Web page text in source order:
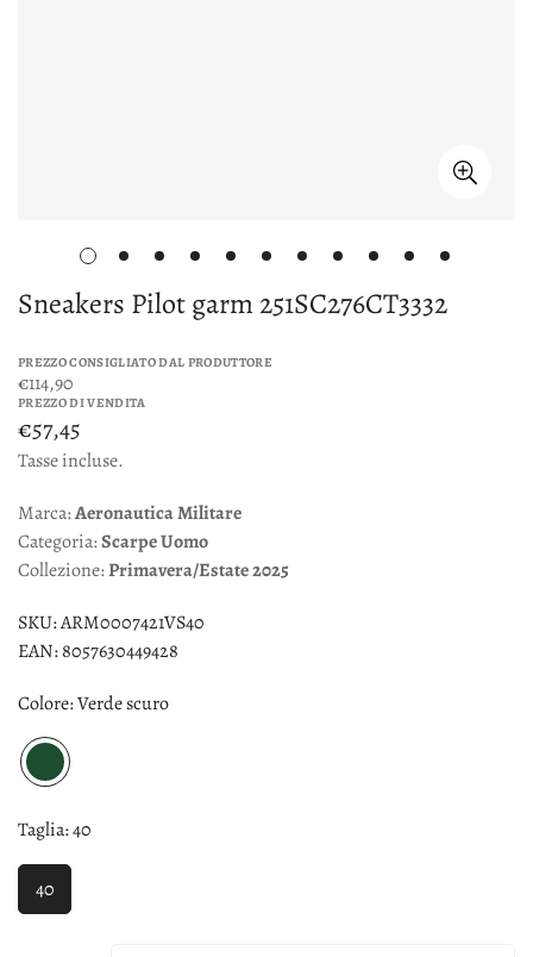
Sneakers Pilot garm 251SC276CT3332
PREZZO CONSIGLIATO DAL PRODUTTORE
€114,90
PREZZO DI VENDITA
€57,45
Tasse incluse.
Marca:Aeronautica Militare
Categoria:ScarpeUomo
Collezione:Primavera/Estate2025
SKU:ARM0007421VS40
EAN:8057630449428
Colore:Verde scuro
Taglia:40
40